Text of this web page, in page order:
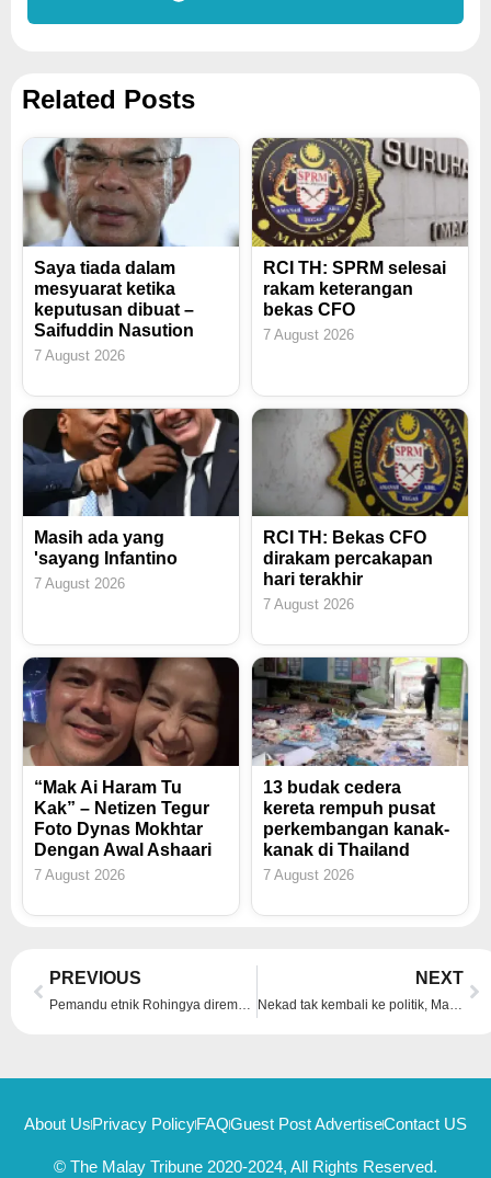
Related Posts
Saya tiada dalam
mesyuarat ketika
keputusan dibuat –
Saifuddin Nasution
7 August 2026
RCI TH: SPRM selesai
rakam keterangan
bekas CFO
7 August 2026
Masih ada yang
'sayang Infantino
7 August 2026
RCI TH: Bekas CFO
dirakam percakapan
hari terakhir
7 August 2026
“Mak Ai Haram Tu
Kak” – Netizen Tegur
Foto Dynas Mokhtar
Dengan Awal Ashaari
7 August 2026
13 budak cedera
kereta rempuh pusat
perkembangan kanak-
kanak di Thailand
7 August 2026
Prev
PREVIOUS NEXT
About Us Privacy PolicyFAQGuest Post AdvertiseContact US
© The Malay Tribune 2020-2024, All Rights Reserved.